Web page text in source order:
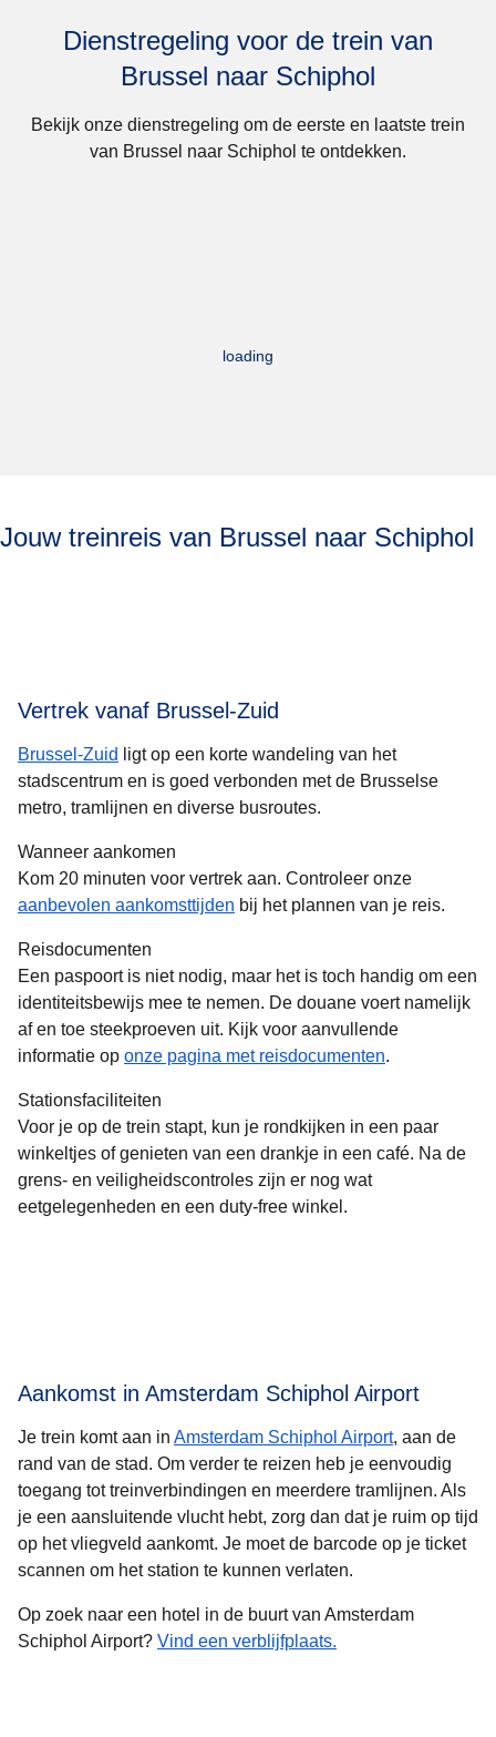
Dienstregeling voor de trein van
Brussel naar Schiphol
Bekijk onze dienstregeling om de eerste en laatste trein
van Brussel naar Schiphol te ontdekken.
loading
Jouw treinreis van Brussel naar Schiphol
Vertrek vanaf Brussel-Zuid
Brussel-Zuid
ligt op een korte wandeling van het
stadscentrum en is goed verbonden met de Brusselse
metro, tramlijnen en diverse busroutes.
Wanneer aankomen
Kom 20 minuten voor vertrek aan. Controleer onze
aanbevolen aankomsttijden bij het plannen van je reis.
Reisdocumenten
Een paspoort is niet nodig, maar het is toch handig om een
identiteitsbewijs mee te nemen. De douane voert namelijk
af en toe steekproeven uit. Kijk voor aanvullende
informatie op onze pagina met reisdocumenten.
Stationsfaciliteiten
Voor je op de trein stapt, kun je rondkijken in een paar
winkeltjes of genieten van een drankje in een café. Na de
grens- en veiligheidscontroles zijn er nog wat
eetgelegenheden en een duty-free winkel.
Aankomst in Amsterdam Schiphol Airport
Je trein komt aan in Amsterdam Schiphol Airport, aan de
rand van de stad. Om verder te reizen heb je eenvoudig
toegang tot treinverbindingen en meerdere tramlijnen. Als
je een aansluitende vlucht hebt, zorg dan dat je ruim op tijd
op het vliegveld aankomt. Je moet de barcode op je ticket
scannen om het station te kunnen verlaten.
Op zoek naar een hotel in de buurt van Amsterdam
Schiphol Airport? Vind een verblijfplaats.